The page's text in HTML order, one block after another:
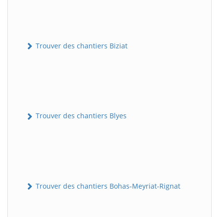
Trouver des chantiers Biziat
Trouver des chantiers Blyes
Trouver des chantiers Bohas-Meyriat-Rignat